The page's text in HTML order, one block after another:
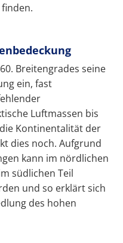
Breitengrades seine
ein, fast
Luftmassen bis
Kontinentalität der
dies noch. Aufgrund
kann im nördlichen
südlichen Teil
und so erklärt sich
des hohen